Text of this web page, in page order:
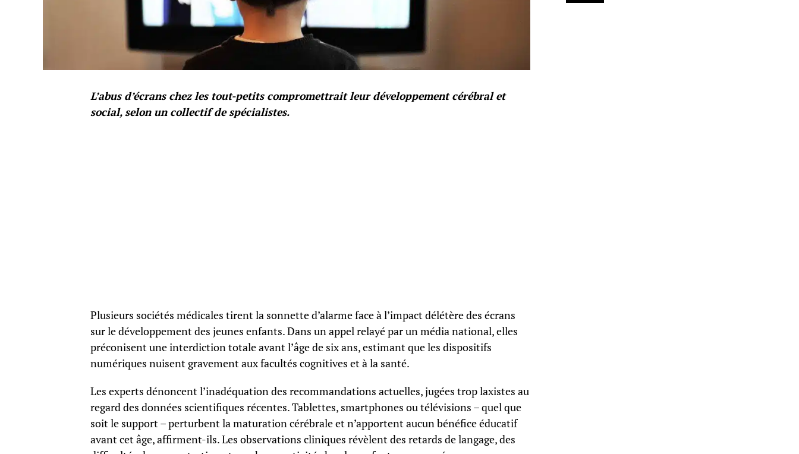
L’abus d’écrans chez les tout-petits compromettrait leur développement cérébral et
social, selon un collectif de spécialistes.
Plusieurs sociétés médicales tirent la sonnette d’alarme face à l’impact délétère des écrans
sur le développement des jeunes enfants. Dans un appel relayé par un média national, elles
préconisent une interdiction totale avant l’âge de six ans, estimant que les dispositifs
numériques nuisent gravement aux facultés cognitives et à la santé.
Les experts dénoncent l’inadéquation des recommandations actuelles, jugées trop laxistes au
regard des données scientifiques récentes. Tablettes, smartphones ou télévisions – quel que
soit le support – perturbent la maturation cérébrale et n’apportent aucun bénéfice éducatif
avant cet âge, affirment-ils. Les observations cliniques révèlent des retards de langage, des